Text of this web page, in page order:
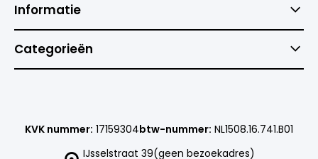
Informatie
Categorieën
IJsselstraat 39(geen bezoekadres)
KVK nummer: 17159304btw-nummer: NL1508.16.741.B01